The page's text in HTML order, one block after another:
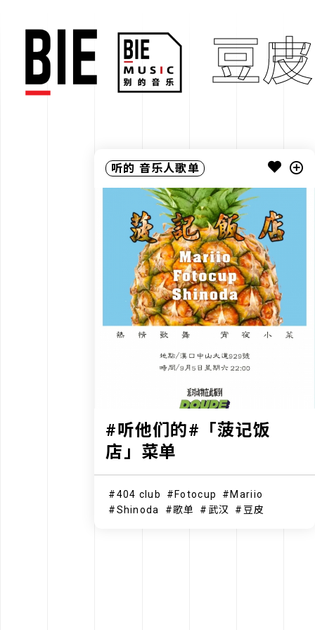
豆皮
听的 音乐人歌单
#听他们的#「菠记饭
店」菜单
404 club Fotocup
Mariio
Shinoda
歌单 武汉 豆皮